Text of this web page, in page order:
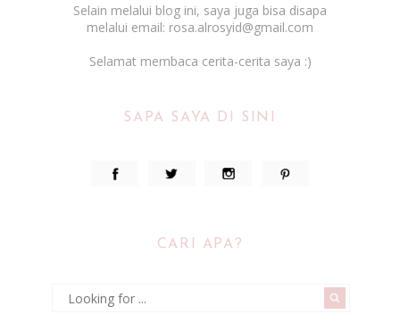
Selain melalui blog ini, saya juga bisa disapa
melalui email: rosa.alrosyid@gmail.com
Selamat membaca cerita-cerita saya :)
SAPA SAYA DI SINI
CARI APA?